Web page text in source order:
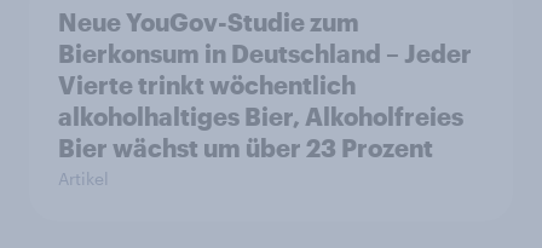
Neue YouGov-Studie zum
Bierkonsum in Deutschland – Jeder
Vierte trinkt wöchentlich
alkoholhaltiges Bier, Alkoholfreies
Bier wächst um über 23 Prozent
Artikel